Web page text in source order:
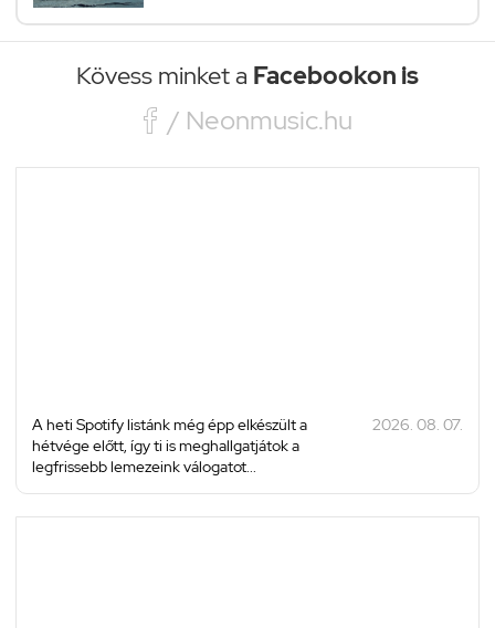
Kövess minket a Facebookon is
 / Neonmusic.hu
A heti Spotify listánk még épp elkészült a
hétvége előtt, így ti is meghallgatjátok a
legfrissebb lemezeink válogatot...
2026. 08. 07.